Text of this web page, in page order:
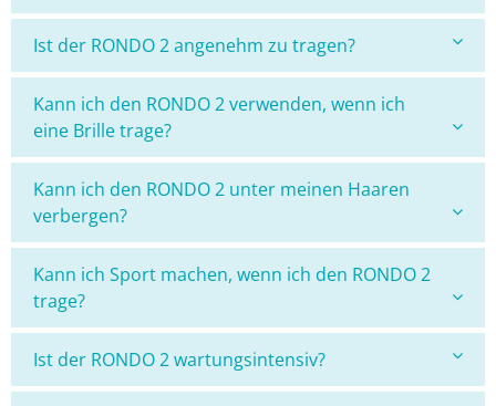
Ist der RONDO 2 angenehm zu tragen?
Kann ich den RONDO 2 verwenden, wenn ich
eine Brille trage?
Kann ich den RONDO 2 unter meinen Haaren
verbergen?
Kann ich Sport machen, wenn ich den RONDO 2
trage?
Ist der RONDO 2 wartungsintensiv?